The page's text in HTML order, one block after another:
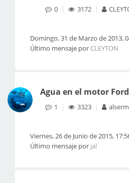
0 3172
Domingo, 31 de Marzo de 2013,
Último mensaje por CLEYTON
Agua en el motor
1 3323
Viernes, 26 de Junio de 2015,
Último mensaje por jal